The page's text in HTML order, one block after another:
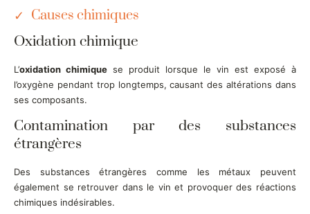
Causes chimiques
Oxidation chimique
L’oxidation chimique se produit lorsque le vin est exposé à
l’oxygène pendant trop longtemps, causant des altérations dans
ses composants.
Contamination par des substances
étrangères
Des substances étrangères comme les métaux peuvent
également se retrouver dans le vin et provoquer des réactions
chimiques indésirables.